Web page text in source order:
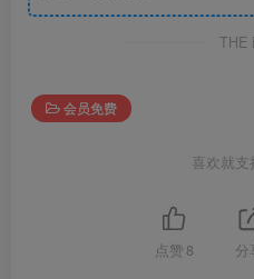
THE
会员免费
喜欢就
点赞 8 分